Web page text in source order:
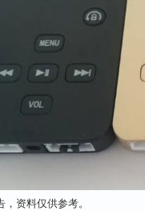
，资料仅供参考。